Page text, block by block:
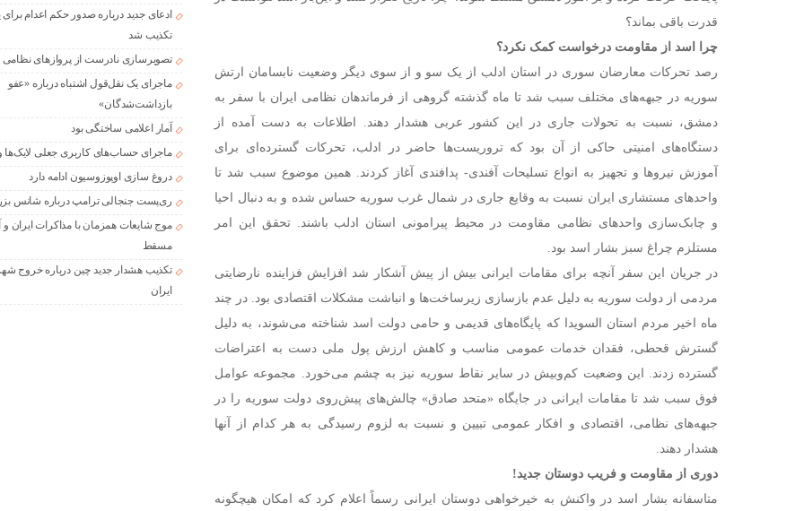
قدرت باقی بماند؟
چرا اسد از مقاومت درخواست کمک نکرد؟
رصد تحرکات معارضان سوری در استان ادلب از یک سو و از سوی دیگر وضعیت نابسامان ارتش
سوریه در جبهه‌های مختلف سبب شد تا ماه گذشته گروهی از فرماندهان نظامی ایران با سفر به
دمشق، نسبت به تحولات جاری در این کشور عربی هشدار دهند. اطلاعات به دست آمده از
دستگاه‌های امنیتی حاکی از آن بود که تروریست‌ها حاضر در ادلب، تحرکات گسترده‌ای برای
آموزش نیروها و تجهیز به انواع تسلیحات آفندی- پدافندی آغاز کردند. همین موضوع سبب شد تا
واحدهای مستشاری ایران نسبت به وقایع جاری در شمال غرب سوریه حساس شده و به دنبال احیا
و چابک‌سازی واحدهای نظامی مقاومت در محیط پیرامونی استان ادلب باشند. تحقق این امر
مستلزم چراغ سبز بشار اسد بود.
در جریان این سفر آنچه برای مقامات ایرانی بیش از پیش آشکار شد افزایش فزاینده نارضایتی
مردمی از دولت سوریه به دلیل عدم بازسازی زیرساخت‌ها و انباشت مشکلات اقتصادی بود. در چند
ماه اخیر مردم استان السویدا که پایگاه‌های قدیمی و حامی دولت اسد شناخته می‌شوند، به دلیل
گسترش قحطی، فقدان خدمات عمومی مناسب و کاهش ارزش پول ملی دست به اعتراضات
گسترده زدند. این وضعیت کم‌وبیش در سایر نقاط سوریه نیز به چشم می‌خورد. مجموعه عوامل
فوق سبب شد تا مقامات ایرانی در جایگاه «متحد صادق» چالش‌های پیش‌روی دولت سوریه را در
جبهه‌های نظامی، اقتصادی و افکار عمومی تبیین و نسبت به لزوم رسیدگی به هر کدام از آنها
هشدار دهند.
دوری از مقاومت و فریب دوستان جدید!
متاسفانه بشار اسد در واکنش به خیرخواهی دوستان ایرانی رسماً اعلام کرد که امکان هیچگونه
ادعای جدید درباره صدور حکم اعدام
تکذیب شد
تصویرسازی نادرست از پروازهای نظامی
ماجرای یک نقل‌قول اشتباه درباره «عفو
بازداشت‌شدگان»
آمار اعلامی ساختگی بود
ماجرای حساب‌های کاربری جعلی لایک‌ها
دروغ سازی اوپوزوسیون ادامه دارد
ری‌پست جنجالی ترامپ درباره شانس
موج شایعات همزمان با مذاکرات ایران و
مسقط
تکذیب هشدار جدید چین درباره خروج
ایران